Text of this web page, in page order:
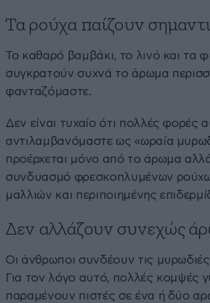
Τα ρούχα παίζουν
Το καθαρό βαμβάκι, το λινό και τα
συγκρατούν συχνά το άρωμα
φανταζόμαστε.
Δεν είναι τυχαίο ότι πολλές φορές
αντιλαμβανόμαστε ως «ωραία
προέρχεται μόνο από το άρωμα
συνδυασμό φρεσκοπλυμένων
μαλλιών και περιποιημένης
Δεν αλλάζουν συνεχώς
Οι άνθρωποι συνδέουν τις
Για τον λόγο αυτό, πολλές κομψές
παραμένουν πιστές σε ένα ή δύο